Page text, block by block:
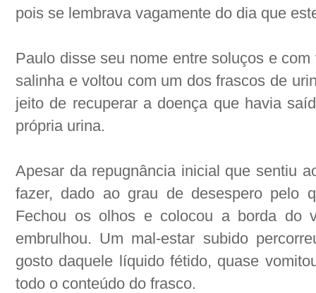
pois se lembrava vagamente do dia que
Paulo disse seu nome entre soluços e
salinha e voltou com um dos frascos de
jeito de recuperar a doença que havia
própria urina.
Apesar da repugnância inicial que sentiu
fazer, dado ao grau de desespero pelo
Fechou os olhos e colocou a borda do
embrulhou. Um mal-estar subido
gosto daquele líquido fétido, quase
todo o conteúdo do frasco.